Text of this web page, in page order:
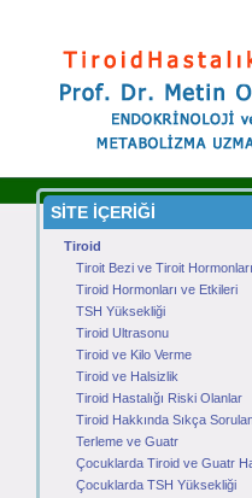
SİTE İÇERİĞİ
Tiroid
Tiroit Bezi ve Tiroit Hormonları
Tiroid Hormonları ve Etkileri
TSH Yüksekliği
Tiroid Ultrasonu
Tiroid ve Kilo Verme
Tiroid ve Halsizlik
Tiroid Hastalığı Riski Olanlar
Tiroid Hakkında Sıkça
Terleme ve Guatr
Çocuklarda Tiroid ve Guatr
Çocuklarda TSH Yüksekliği